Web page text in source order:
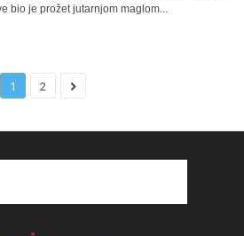
bio je prožet jutarnjom maglom...
1 2